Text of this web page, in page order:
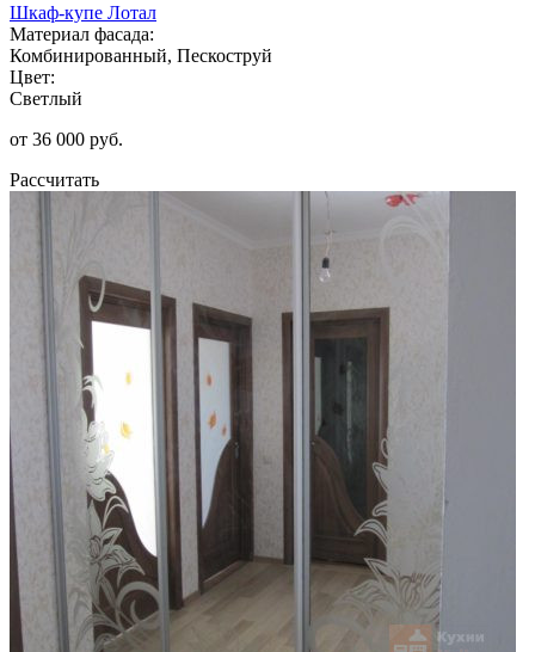
Шкаф-купе Лотал
Материал фасада:
Комбинированный, Пескоструй
Цвет:
Светлый
от 36 000 руб.
Рассчитать